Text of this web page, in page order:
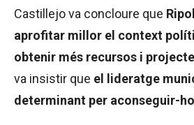
Castillejo va concloure que
aprofitar millor el context
obtenir més recursos i
va insistir que el lideratge
determinant per aconseguir-ho